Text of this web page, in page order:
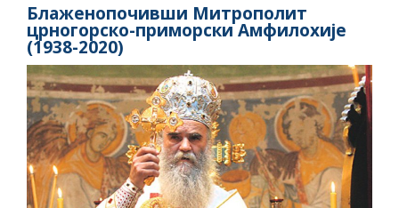
Блаженопочивши Митрополит
црногорско-приморски Амфилохије
(1938-2020)